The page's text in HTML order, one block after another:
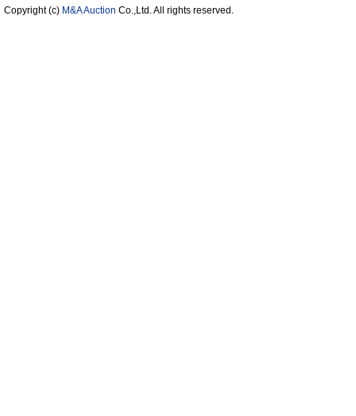
Copyright (c) M&A Auction Co.,Ltd. All rights reserved.